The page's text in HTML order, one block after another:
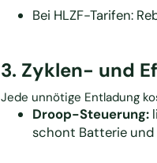
Bei HLZF-Tarifen:
3. Zyklen- und
Jede unnötige Entladung
Droop-Steuerung:
schont Batterie und